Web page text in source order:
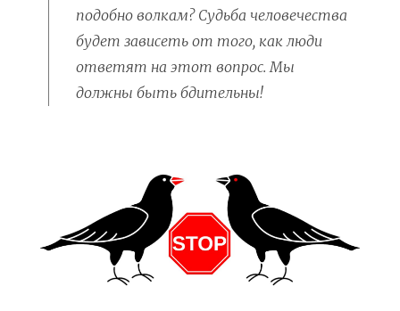
подобно волкам? Судьба человечества
будет зависеть от того, как люди
ответят на этот вопрос. Мы
должны быть бдительны!